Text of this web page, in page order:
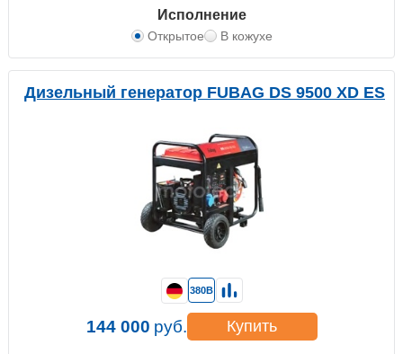
Исполнение
Открытое В кожухе
Дизельный генератор FUBAG DS 9500 XD ES
380В
144 000 руб. Купить